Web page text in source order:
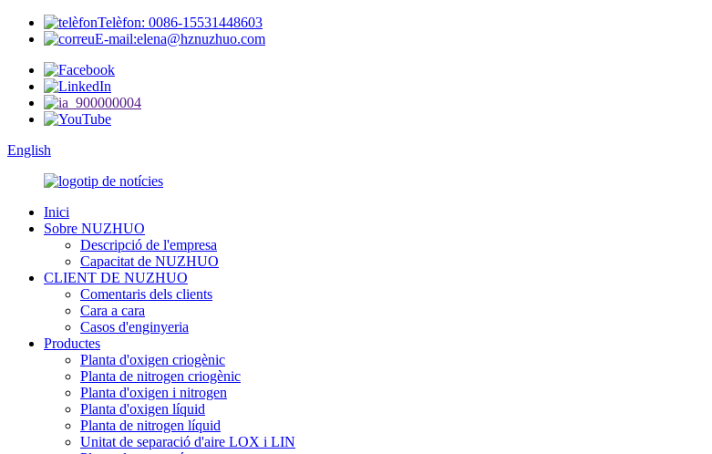
Telèfon: 0086-15531448603
E-mail:elena@hznuzhuo.com
English
Inici
Sobre NUZHUO
Descripció de l'empresa
Capacitat de NUZHUO
CLIENT DE NUZHUO
Comentaris dels clients
Cara a cara
Casos d'enginyeria
Productes
Planta d'oxigen criogènic
Planta de nitrogen criogènic
Planta d'oxigen i nitrogen
Planta d'oxigen líquid
Planta de nitrogen líquid
Unitat de separació d'aire LOX i LIN